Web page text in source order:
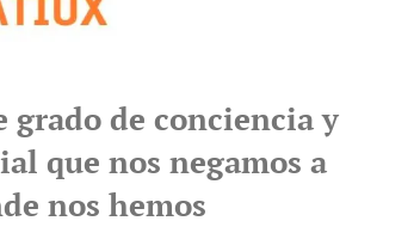
grado de conciencia y
que nos negamos a
nos hemos